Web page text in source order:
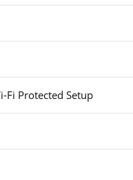
Fi Protected Setup